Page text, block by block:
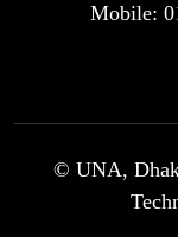
Mobile:
© UNA,